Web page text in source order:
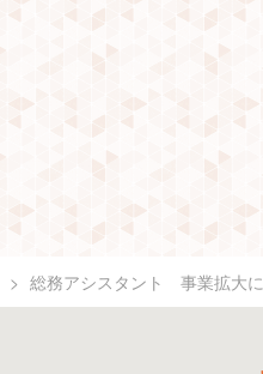
総務アシスタント 事業拡大